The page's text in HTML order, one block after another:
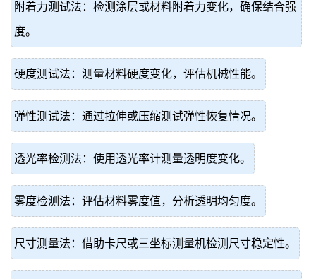
附着力测试法：检测涂层或材料附着力变化，确保结合强
度。
硬度测试法：测量材料硬度变化，评估机械性能。
弹性测试法：通过拉伸或压缩测试弹性恢复情况。
透光率检测法：使用透光率计测量透明度变化。
雾度检测法：评估材料雾度值，分析透明均匀度。
尺寸测量法：借助卡尺或三坐标测量机检测尺寸稳定性。